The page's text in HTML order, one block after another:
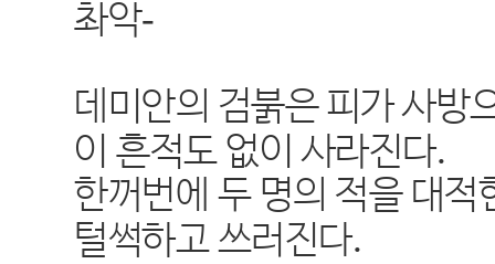
촤악-
데미안의 검붉은 피가 사방
이 흔적도 없이 사라진다.
한꺼번에 두 명의 적을 대
털썩하고 쓰러진다.